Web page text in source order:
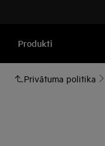
Produkti
Privātuma politika